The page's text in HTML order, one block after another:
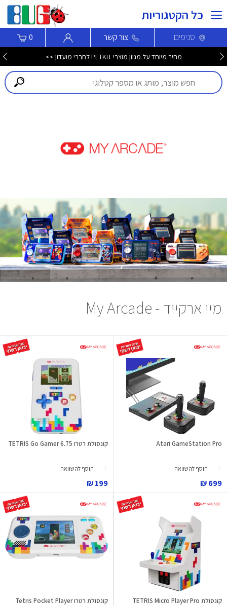
כל הקטגוריות
סניפים צור קשר 0
מחיר מיוחד על מגוון מוצרי PETKIT לחברי מועדון >>
מיי ארקייד - My Arcade
Atari GameStation Pro
הוסף להשוואה
699 ₪
קונסולת רטרו TETRIS Go Gamer 6.75
הוסף להשוואה
199 ₪
קונסולת TETRIS Micro Player Pro קונסולת רטרו Tetris Pocket Player